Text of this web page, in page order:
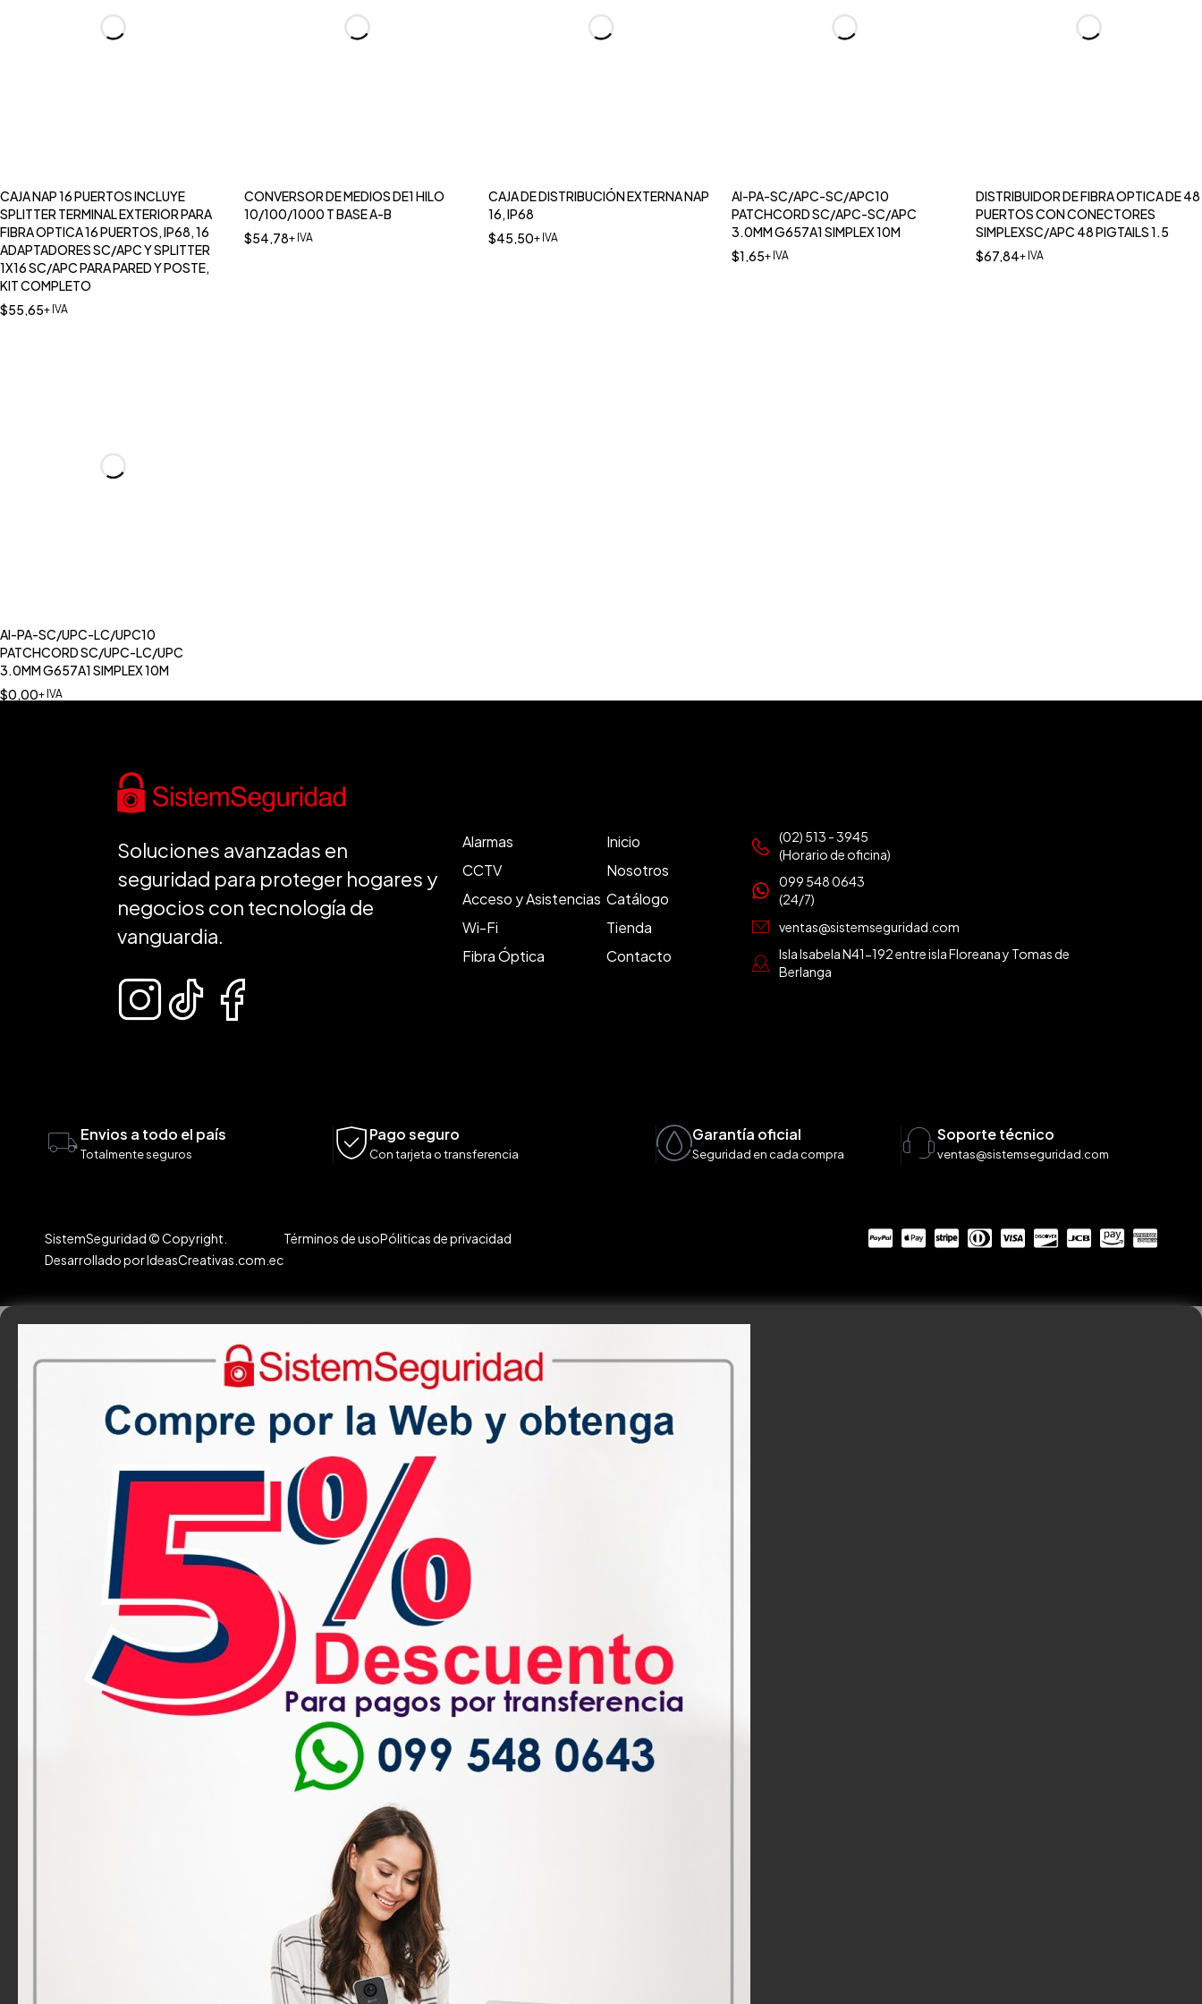
CAJA NAP 16 PUERTOS INCLUYE
SPLITTER TERMINAL EXTERIOR PARA
FIBRA OPTICA 16 PUERTOS, IP68, 16
ADAPTADORES SC/APC Y SPLITTER
1X16 SC/APC PARA PARED Y POSTE,
KIT COMPLETO
$55,65+ IVA
CONVERSOR DE MEDIOS DE1 HILO
10/100/1000 T BASE A-B
$54,78+ IVA
CAJA DE DISTRIBUCIÓN EXTERNA NAP
16, IP68
$45,50+ IVA
AI-PA-SC/APC-SC/APC10
PATCHCORD SC/APC-SC/APC
3.0MM G657A1 SIMPLEX 10M
$1,65+ IVA
DISTRIBUIDOR DE FIBRA OPTICA DE 48
PUERTOS CON CONECTORES
SIMPLEXSC/APC 48 PIGTAILS 1.5
$67,84+ IVA
AI-PA-SC/UPC-LC/UPC10
PATCHCORD SC/UPC-LC/UPC
3.0MM G657A1 SIMPLEX 10M
$0,00+ IVA
Soluciones avanzadas en
seguridad para proteger hogares y
negocios con tecnología de
vanguardia.
Alarmas
CCTV
Acceso y Asistencias
Wi-Fi
Fibra Óptica
Inicio
Nosotros
Catálogo
Tienda
Contacto
(02) 513 - 3945
(Horario de oficina)
099 548 0643
(24/7)
ventas@sistemseguridad.com
Isla Isabela N41-192 entre isla Floreana y Tomas de
Berlanga
Envios a todo el país
Totalmente seguros
Pago seguro
Con tarjeta o transferencia
Garantía oficial
Seguridad en cada compra
Soporte técnico
ventas@sistemseguridad.com
SistemSeguridad © Copyright.
Desarrollado por IdeasCreativas.com.ec
Términos de usoPóliticas de privacidad